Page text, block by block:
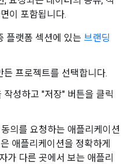
이 포함됩니다.
플랫폼 섹션에 있는 브랜딩
프로젝트를 선택합니다.
작성하고 "저장" 버튼을 클릭
동의를 요청하는 애플리케이션
애플리케이션을 정확하게
가 다른 곳에서 보는 애플리